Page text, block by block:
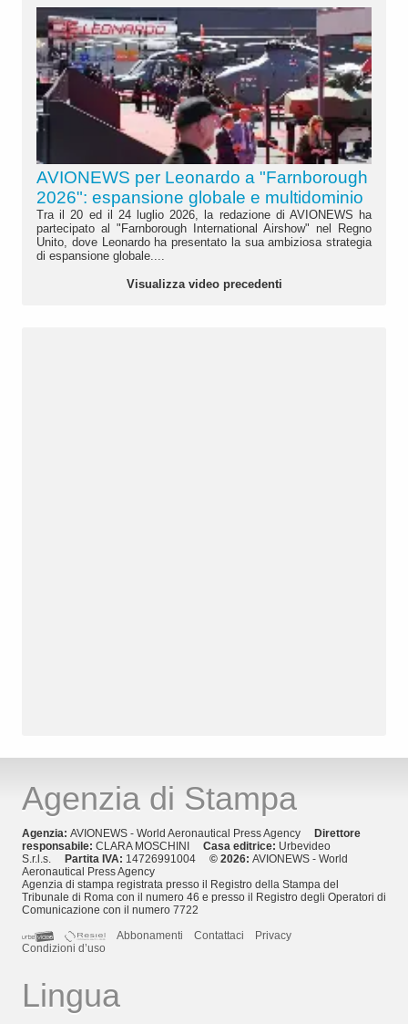
AVIONEWS per Leonardo a "Farnborough
2026": espansione globale e multidominio
Tra il 20 ed il 24 luglio 2026, la redazione di AVIONEWS ha
partecipato al "Farnborough International Airshow" nel Regno
Unito, dove Leonardo ha presentato la sua ambiziosa strategia
di espansione globale....
Visualizza video precedenti
Agenzia di Stampa
Agenzia: AVIONEWS - World Aeronautical Press Agency
Direttore
responsabile: CLARA MOSCHINI Casa editrice: Urbevideo
S.r.l.s.
Partita IVA: 14726991004 © 2026: AVIONEWS - World
Aeronautical Press Agency
Agenzia di stampa registrata presso il Registro della Stampa del
Tribunale di Roma con il numero 46 e presso il Registro degli Operatori di
Comunicazione con il numero 7722
Abbonamenti
Contattaci
Privacy
Condizioni d’uso
Lingua